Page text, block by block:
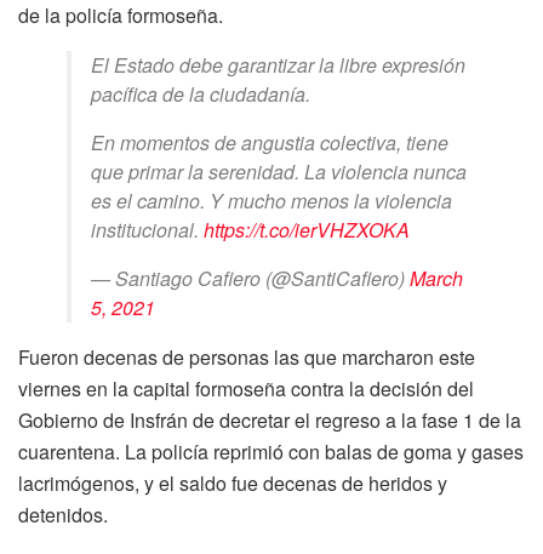
de la policía formoseña.
El Estado debe garantizar la libre expresión
pacífica de la ciudadanía.
En momentos de angustia colectiva, tiene
que primar la serenidad. La violencia nunca
es el camino. Y mucho menos la violencia
institucional. https://t.co/ierVHZXOKA
— Santiago Cafiero (@SantiCafiero)March
5, 2021
Fueron decenas de personas las que marcharon este
viernes en la capital formoseña contra la decisión del
Gobierno de Insfrán de decretar el regreso a la fase 1 de la
cuarentena. La policía reprimió con balas de goma y gases
lacrimógenos, y el saldo fue decenas de heridos y
detenidos.